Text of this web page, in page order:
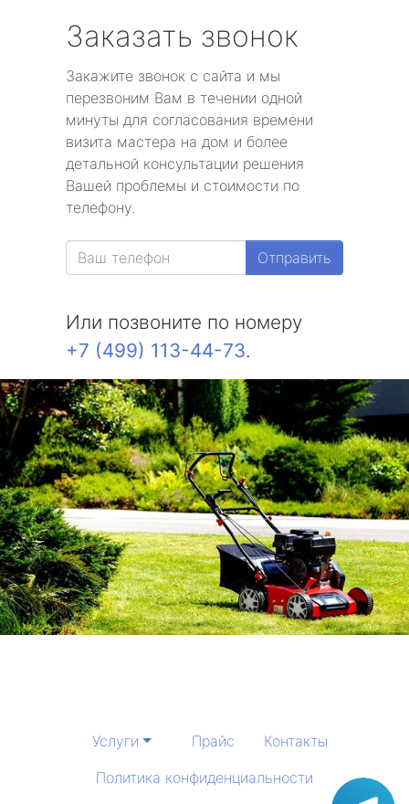
Заказать звонок
Закажите звонок с сайта и мы
перезвоним Вам в течении одной
минуты для согласования времени
визита мастера на дом и более
детальной консультации решения
Вашей проблемы и стоимости по
телефону.
Отправить
Или позвоните по номеру
+7 (499) 113-44-73.
Услуги Прайс
Контакты
Политика конфиденциальности